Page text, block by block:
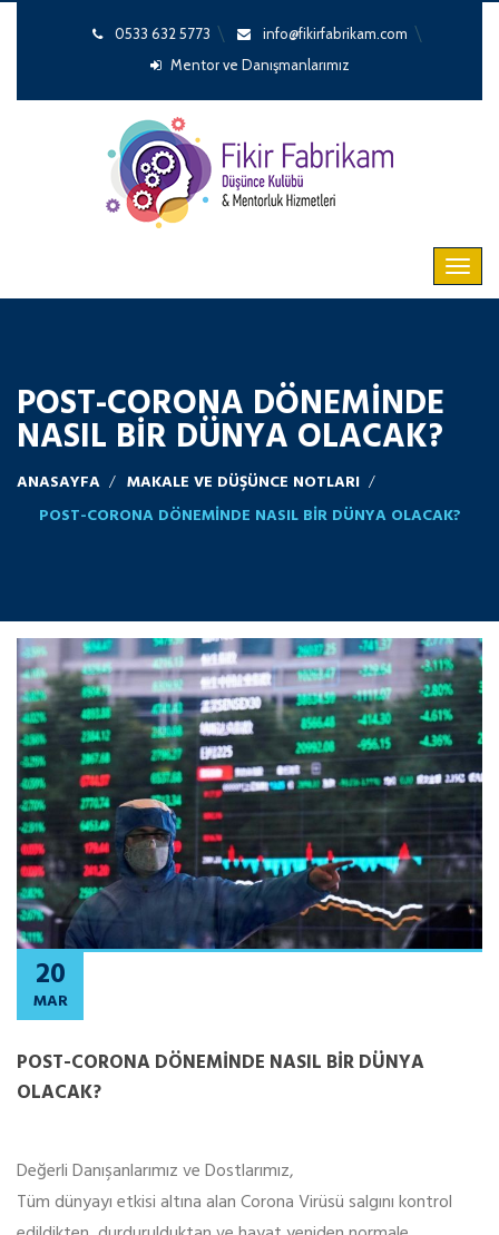
0533 632 5773
info@fikirfabrikam.com
Mentor ve Danışmanlarımız
POST-CORONA DÖNEMINDE
NASIL BIR DÜNYA OLACAK?
ANASAYFA
MAKALE VE DÜŞÜNCE NOTLARI
POST-CORONA DÖNEMINDE NASIL BIR DÜNYA OLACAK?
20
MAR
POST-CORONA DÖNEMINDE NASIL BIR DÜNYA
OLACAK?
Değerli Danışanlarımız ve Dostlarımız,
Tüm dünyayı etkisi altına alan Corona Virüsü salgını kontrol